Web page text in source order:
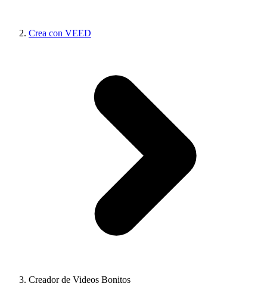
Crea con VEED
Creador de Videos Bonitos